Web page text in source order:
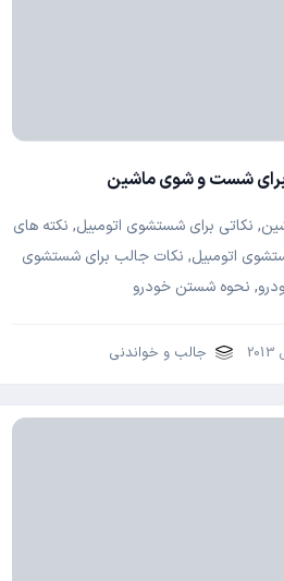
برای شست‌ و شوی ماشین
نکاتی برای شستشوی اتومبیل, نکته های
اتومبیل, نکات جالب برای شستشوی
نحوه شستن خودرو
جالب و خواندنی